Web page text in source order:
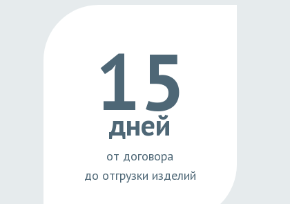
15
дней
от договора
до отгрузки изделий